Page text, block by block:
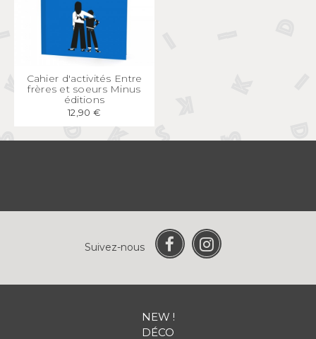
APERÇU RAPIDE
Cahier d'activités Entre
frères et soeurs Minus
éditions
12,90 €
Suivez-nous
NEW !
DÉCO